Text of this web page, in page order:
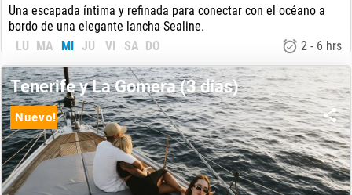
Una escapada íntima y refinada para conectar con el océano a
bordo de una elegante lancha Sealine.
LU MA MI JU VI SA DO 2 - 6 hrs
DE:75€
Nuevo!
Tenerife y La Gomera (3 días)